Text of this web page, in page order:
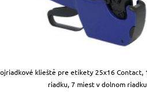
klieště pre etikety 25x16 Contact,
riadku, 7 miest v dolnom